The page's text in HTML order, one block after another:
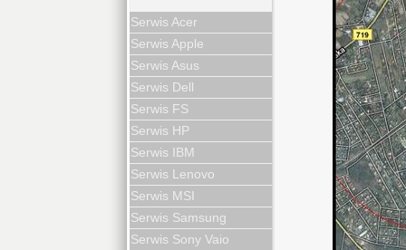
Serwis Acer
Serwis Apple
Serwis Asus
Serwis Dell
Serwis FS
Serwis HP
Serwis IBM
Serwis Lenovo
Serwis MSI
Serwis Samsung
Serwis Sony Vaio